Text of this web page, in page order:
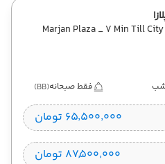
Marjan Plaza _ 7 Min Till
فقط صبحانه(BB)
۶۵٬۵۰۰٬۰۰۰ تومان
۸۷٬۵۰۰٬۰۰۰ تومان